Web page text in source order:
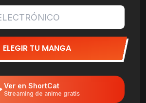
ELEGIR TU MANGA
Ver en ShortCat
Streaming de anime gratis